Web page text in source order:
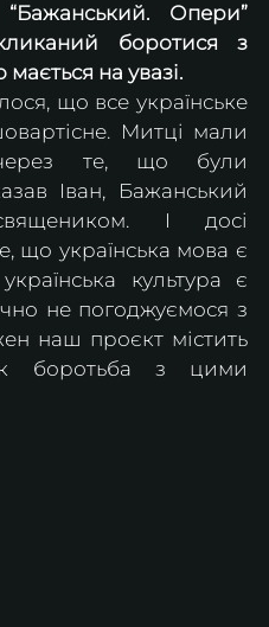
Опери”
боротися з
на увазі.
що все українське
Митці мали
те, що були
Іван, Бажанський
І досі
що українська мова є
культура є
не погоджуємося з
наш проєкт містить
боротьба з цими